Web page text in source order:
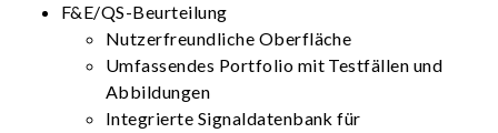
F&E/QS-Beurteilung
Nutzerfreundliche Oberfläche
Umfassendes Portfolio mit Testfällen und
Abbildungen
Integrierte Signaldatenbank für